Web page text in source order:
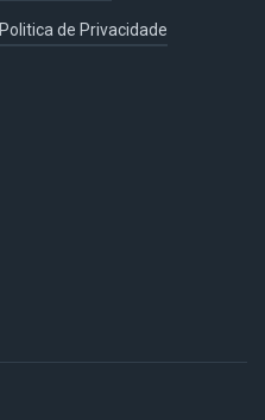
Politica de Privacidade